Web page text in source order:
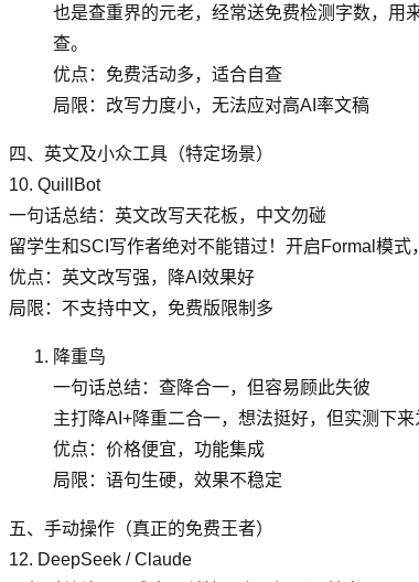
也是查重界的元老，经常送免费检测字数，用
查。
优点：免费活动多，适合自查
局限：改写力度小，无法应对高AI率文稿
四、英文及小众工具（特定场景）
10. QuillBot
一句话总结：英文改写天花板，中文勿碰
留学生和SCI写作者绝对不能错过！开启Formal模
优点：英文改写强，降AI效果好
局限：不支持中文，免费版限制多
降重鸟
一句话总结：查降合一，但容易顾此失彼
主打降AI+降重二合一，想法挺好，但实测下
优点：价格便宜，功能集成
局限：语句生硬，效果不稳定
五、手动操作（真正的免费王者）
12. DeepSeek / Claude